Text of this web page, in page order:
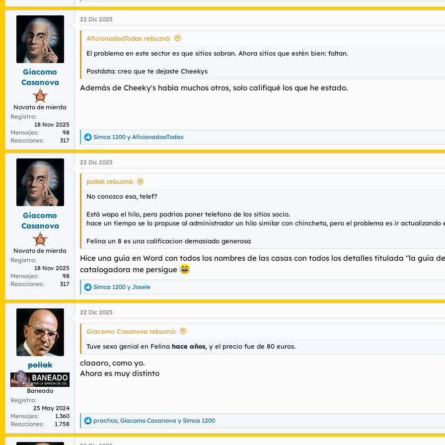
e
a
c
c
Giacomo
Casanova
Novato de mierda
Registro
18 Nov 2025
Mensajes
98
Reacciones
317
22 Dic 2025
AficionadoaTodas rebuznó:
El problema en este sector es que sitios sobran. Ahora sitios que estén bien: faltan.
Postdata: creo que te dejaste Cheekys
Además de Cheeky's había muchos otros, solo califiqué los que he estado.
R
e
a
c
c
Simca 1200 y AficionadoaTodas
Giacomo
Casanova
Novato de mierda
Registro
18 Nov 2025
Mensajes
98
Reacciones
317
22 Dic 2025
pollak rebuznó:
No conozco esa, telef?
Está wapo el hilo, pero podrias poner telefono de los sitios socio.
hace un tiempo se lo propuse al administrador un hilo similar con chincheta, pero el problema es ir actualizando
Felina un 8 es una calificacion demasiado generosa
Hice una guía en Word con todos los nombres de las casas con todos los detalles titulada "la guía
catalogadora me persigue
R
e
a
c
c
n
e
s
Simca 1200 y Josele
pollak
Baneado
Registro
25 May 2024
Mensajes
1.360
Reacciones
1.758
22 Dic 2025
Giacomo Casanova rebuznó:
Tuve sexo genial en Felina hace años, y el precio fue de 80 euros.
claaaro, como yo.
Ahora es muy distinto
R
e
a
practico, Giacomo Casanova y Simca 1200